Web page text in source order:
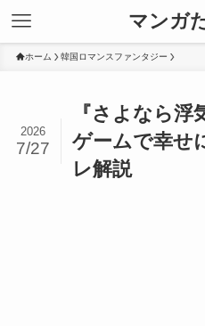
マンガ
ホーム 韓国ロマンスファンタジー
『さよなら浮
ゲームで幸せ
レ解説
2026
7/27